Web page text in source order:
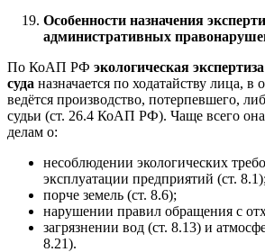
Особенности назначения
административных
По КоАП РФ экологическая
суда назначается по ходатайству лица,
ведётся производство, потерпевшего,
судьи (ст. 26.4 КоАП РФ). Чаще всего
делам о:
несоблюдении экологических
эксплуатации предприятий (ст. 8.1);
порче земель (ст. 8.6);
нарушении правил обращения с
загрязнении вод (ст. 8.13) и
8.21).